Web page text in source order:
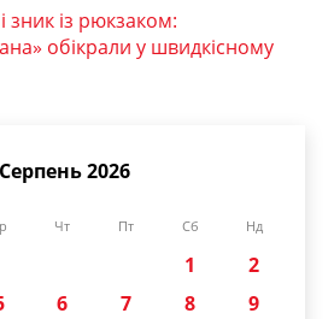
із рюкзаком:
обікрали у швидкісному
Серпень 2026
Чт Пт Сб Нд
1
2
6 7 8
9